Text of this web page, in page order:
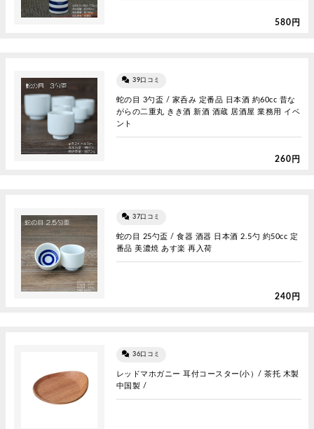
580円
39口コミ
蛇の目 3勺盃 / 家呑み 定番品 日本酒 約60cc 昔な
がらの二重丸 きき酒 新酒 酒蔵 居酒屋 業務用 イベ
ント
260円
37口コミ
蛇の目 25勺盃 / 食器 酒器 日本酒 2.5勺 約50cc 定
番品 美濃焼 あす楽 再入荷
240円
36口コミ
レッドマホガニー 耳付コースター(小）/ 茶托 木製
中国製 /